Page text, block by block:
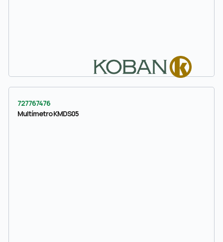
727767476
Multímetro KMDS05